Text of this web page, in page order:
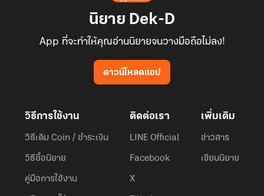
นิยาย Dek-D
App ที่จะทำให้คุณอ่านนิยายจนวางมือถือไม่ลง!
ดาวน์โหลดแอป
วิธีการใช้งาน
วิธีเติม Coin / ชำระเงิน
วิธีซื้อนิยาย
คู่มือการใช้งาน
ติดต่อเรา
LINE Official
Facebook
X
เพิ่มเติม
ข่าวสาร
เขียนนิยาย